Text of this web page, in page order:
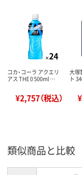
コカ・コーラ アクエリ
アス THE 0 500ml …
¥2,757（税込）
大塚
ト
類似商品と比較